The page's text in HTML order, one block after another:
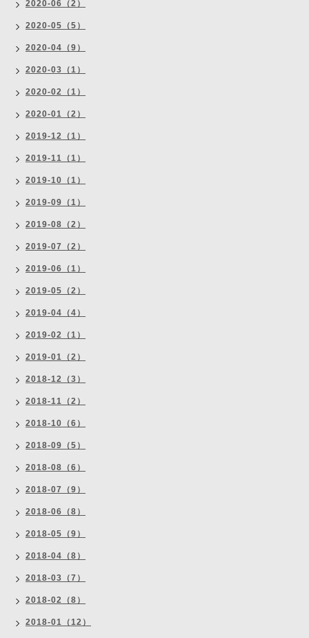
2020-06（2）
2020-05（5）
2020-04（9）
2020-03（1）
2020-02（1）
2020-01（2）
2019-12（1）
2019-11（1）
2019-10（1）
2019-09（1）
2019-08（2）
2019-07（2）
2019-06（1）
2019-05（2）
2019-04（4）
2019-02（1）
2019-01（2）
2018-12（3）
2018-11（2）
2018-10（6）
2018-09（5）
2018-08（6）
2018-07（9）
2018-06（8）
2018-05（9）
2018-04（8）
2018-03（7）
2018-02（8）
2018-01（12）